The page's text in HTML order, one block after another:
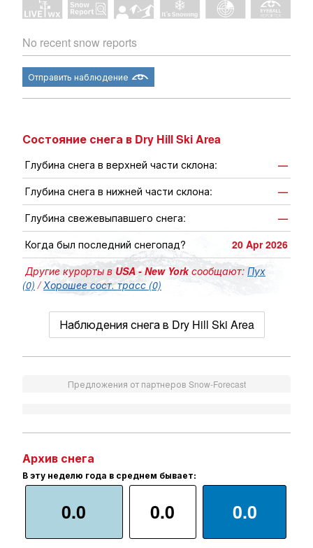
No recent snow reports
Отправить наблюдение
Состояние снега в Dry Hill Ski Area
Глубина снега в верхней части склона:
—
Глубина снега в нижней части склона:
—
Глубина свежевыпавшего снега:
—
Когда был последний снегопад?
20 Apr 2026
Другие курорты вUSA - New Yorkсообщают: Пух
(0) /Хорошее сост. трасс (0)
Наблюдения снега в Dry Hill Ski Area
Предложения от партнеров Snow-Forecast
Архив снега
В эту неделю года в среднем бывает:
0.0 0.0 0.0